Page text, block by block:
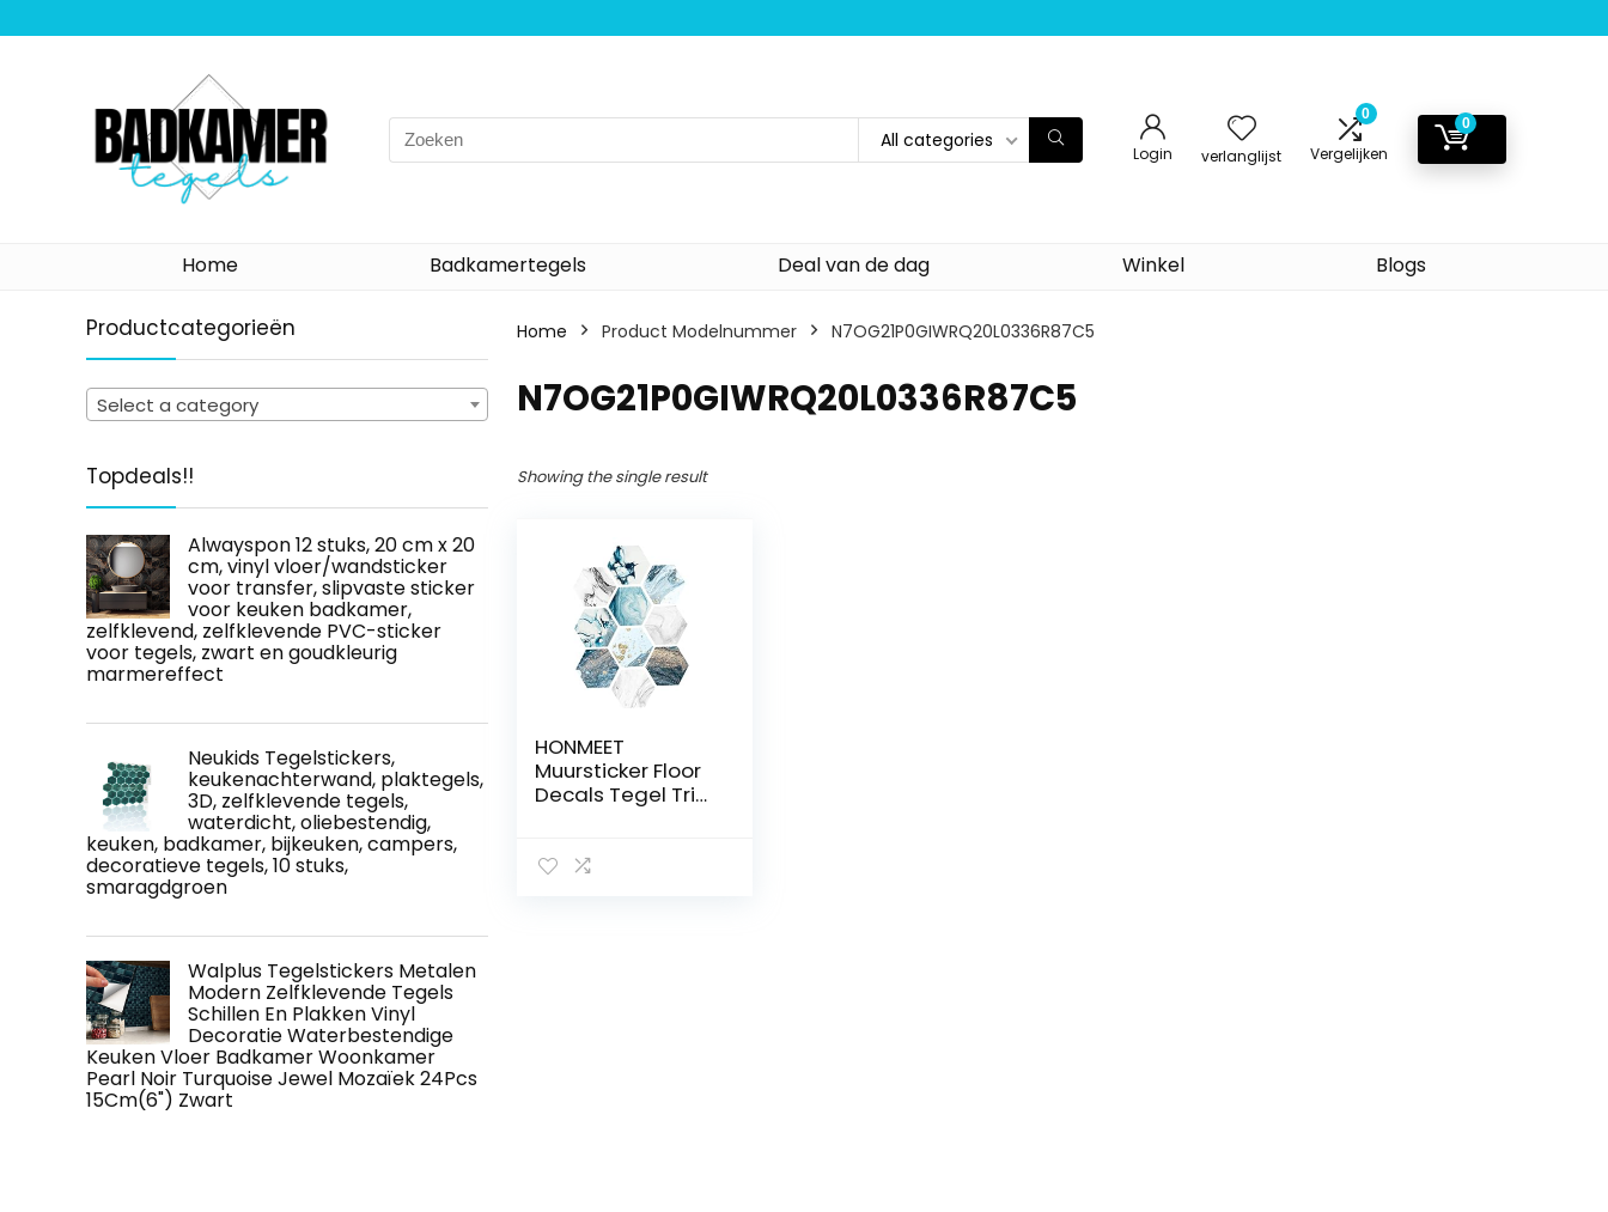
Search
for:
All categories
Login verlanglijst
0
Vergelijken
0
Home Badkamertegels Deal van de dag Winkel Blogs
Productcategorieën
Select a category
Topdeals!!
Alwayspon 12 stuks, 20 cm x 20
cm, vinyl vloer/wandsticker
voor transfer, slipvaste sticker
voor keuken badkamer,
zelfklevend, zelfklevende PVC-sticker
voor tegels, zwart en goudkleurig
marmereffect
Neukids Tegelstickers,
keukenachterwand, plaktegels,
3D, zelfklevende tegels,
waterdicht, oliebestendig,
keuken, badkamer, bijkeuken, campers,
decoratieve tegels, 10 stuks,
smaragdgroen
Walplus Tegelstickers Metalen
Modern Zelfklevende Tegels
Schillen En Plakken Vinyl
Decoratie Waterbestendige
Keuken Vloer Badkamer Woonkamer
Pearl Noir Turquoise Jewel Mozaïek 24Pcs
15Cm(6") Zwart
Home Product Modelnummer ‎N7OG21P0GIWRQ20L0336R87C5
‎N7OG21P0GIWRQ20L0336R87C5
Showing the single result
HONMEET
Muursticker Floor
Decals Tegel Trim
Badkamer Tegel